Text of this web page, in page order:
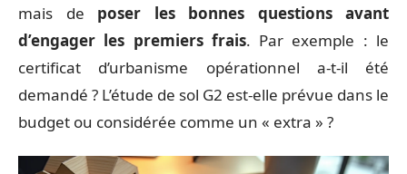
mais de poser les bonnes questions avant
d’engager les premiers frais. Par exemple : le
certificat d’urbanisme opérationnel a-t-il été
demandé ? L’étude de sol G2 est-elle prévue dans le
budget ou considérée comme un « extra » ?